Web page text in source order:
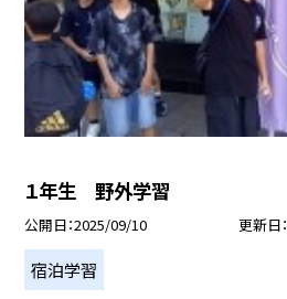
１年生 野外学習
公開日 2025/09/10 更新日
宿泊学習